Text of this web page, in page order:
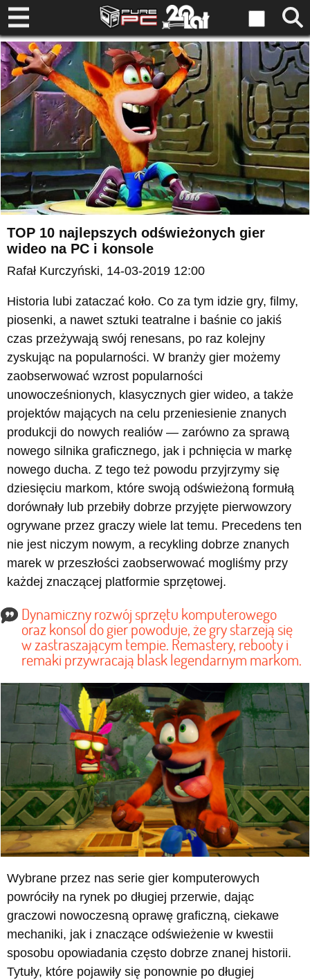
TOP 10 najlepszych odświeżonych gier
wideo na PC i konsole
Rafał Kurczyński, 14-03-2019 12:00
Historia lubi zataczać koło. Co za tym idzie gry, filmy,
piosenki, a nawet sztuki teatralne i baśnie co jakiś
czas przeżywają swój renesans, po raz kolejny
zyskując na popularności. W branży gier możemy
zaobserwować wzrost popularności
unowocześnionych, klasycznych gier wideo, a także
projektów mających na celu przeniesienie znanych
produkcji do nowych realiów — zarówno za sprawą
nowego silnika graficznego, jak i pchnięcia w markę
nowego ducha. Z tego też powodu przyjrzymy się
dziesięciu markom, które swoją odświeżoną formułą
dorównały lub przebiły dobrze przyjęte pierwowzory
ogrywane przez graczy wiele lat temu. Precedens ten
nie jest niczym nowym, a recykling dobrze znanych
marek w przeszłości zaobserwować mogliśmy przy
każdej znaczącej platformie sprzętowej.
Dynamiczny rozwój sprzętu komputerowego
oraz konsol do gier powoduje, że gry starzeją się
w zastraszającym tempie. Remastery, rebooty i
remaki przywracają blask legendarnym markom.
Wybrane przez nas serie gier komputerowych
powróciły na rynek po długiej przerwie, dając
graczowi nowoczesną oprawę graficzną, ciekawe
mechaniki, jak i znaczące odświeżenie w kwestii
sposobu opowiadania często dobrze znanej historii.
Tytuły, które pojawiły się ponownie po długiej